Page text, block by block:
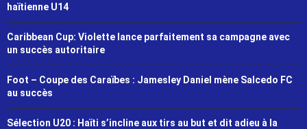
haïtienne U14
Caribbean Cup: Violette lance parfaitement sa campagne avec
un succès autoritaire
Foot – Coupe des Caraïbes : Jamesley Daniel mène Salcedo FC
au succès
Sélection U20 : Haïti s’incline aux tirs au but et dit adieu à la